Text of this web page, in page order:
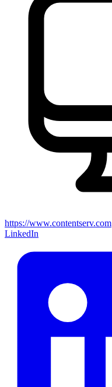
https://www.contentserv.com
LinkedIn